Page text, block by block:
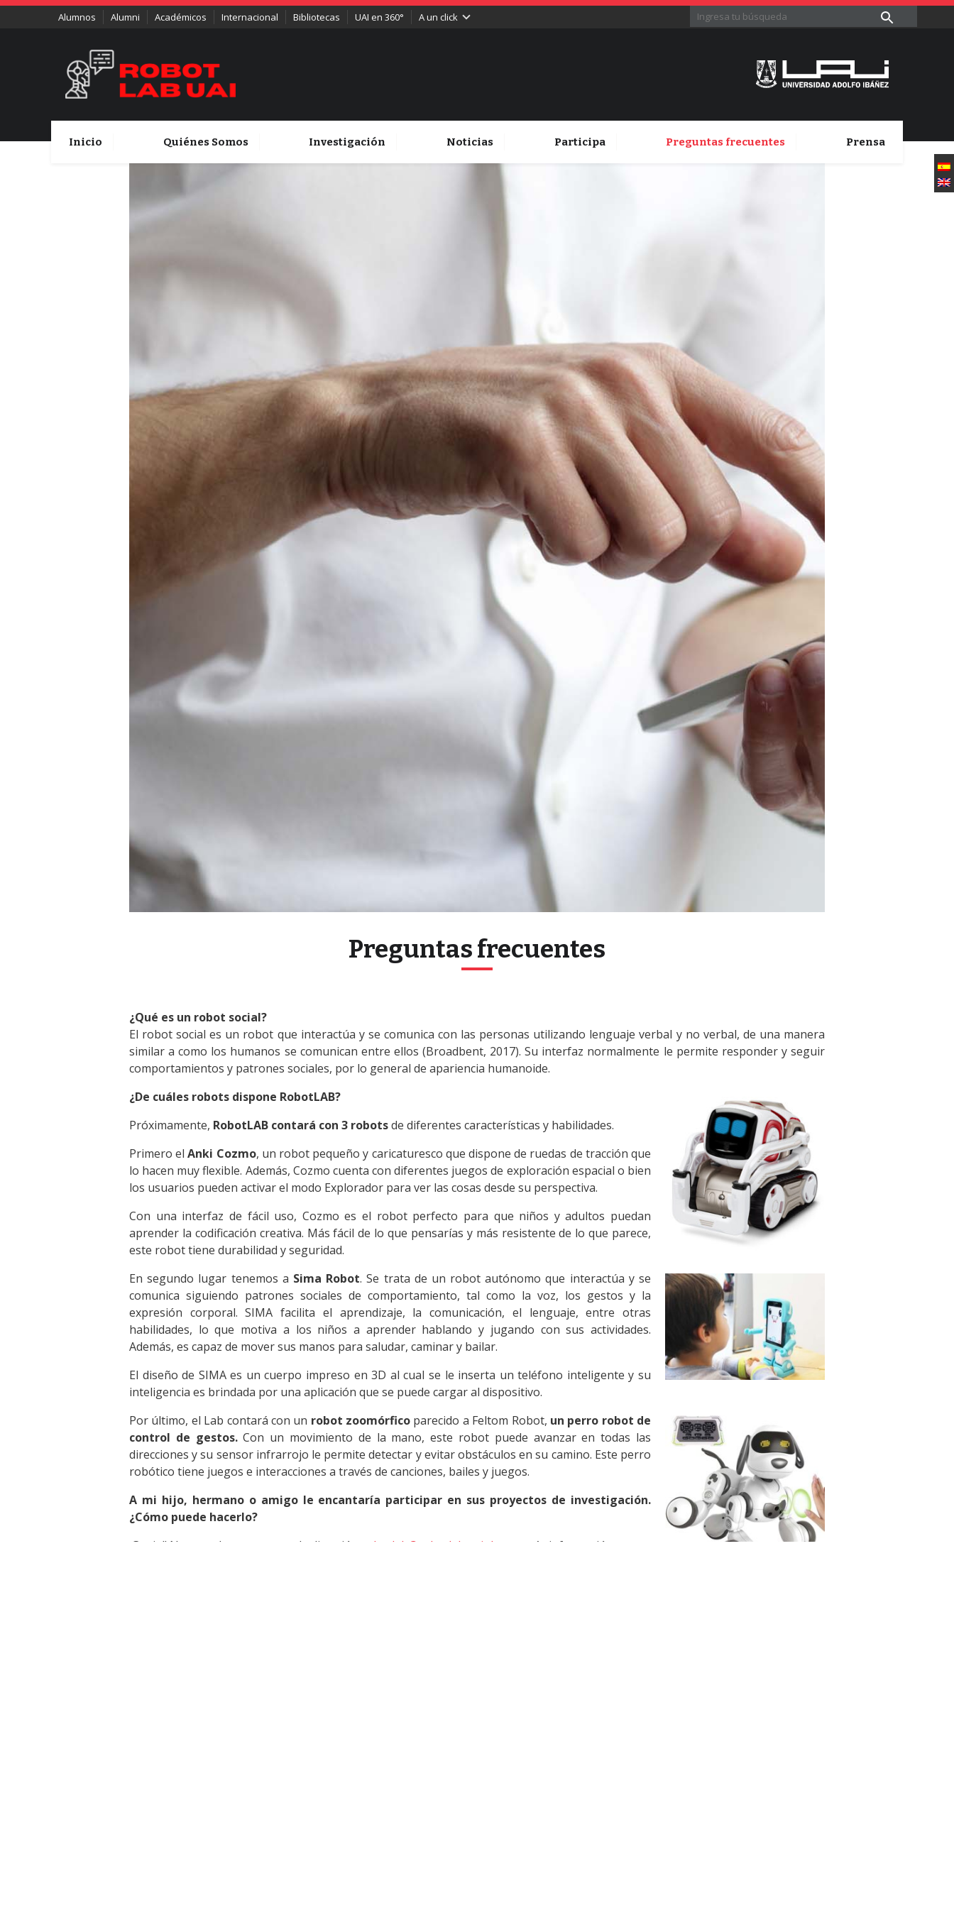
Alumnos Alumni Académicos Internacional Bibliotecas UAI en 360° A un click
Inicio Quiénes Somos Investigación Noticias Participa Preguntas frecuentes Prensa
Preguntas frecuentes
¿Qué es un robot social?
El robot social es un robot que interactúa y se comunica con las personas utilizando lenguaje verbal y no verbal, de una manera
similar a como los humanos se comunican entre ellos (Broadbent, 2017). Su interfaz normalmente le permite responder y seguir
comportamientos y patrones sociales, por lo general de apariencia humanoide.
¿De cuáles robots dispone RobotLAB?
Próximamente, RobotLAB contará con 3 robotsde diferentes características y habilidades.
Primero elAnki Cozmo, un robot pequeño y caricaturesco que dispone de ruedas de tracción que
lo hacen muy flexible. Además, Cozmo cuenta con diferentes juegos de exploración espacial o bien
los usuarios pueden activar el modo Explorador para ver las cosas desde su perspectiva.
Con una interfaz de fácil uso, Cozmo es el robot perfecto para que niños y adultos puedan
aprender la codificación creativa. Más fácil de lo que pensarías y más resistente de lo que parece,
este robot tiene durabilidad y seguridad.
En segundo lugar tenemos a Sima Robot. Se trata de un robot autónomo que interactúa y se
comunica siguiendo patrones sociales de comportamiento, tal como la voz, los gestos y la
expresión corporal. SIMA facilita el aprendizaje, la comunicación, el lenguaje, entre otras
habilidades, lo que motiva a los niños a aprender hablando y jugando con sus actividades.
Además, es capaz de mover sus manos para saludar, caminar y bailar.
El diseño de SIMA es un cuerpo impreso en 3D al cual se le inserta un teléfono inteligente y su
inteligencia es brindada por una aplicación que se puede cargar al dispositivo.
Por último, el Lab contará con un robot zoomórfico parecido a Feltom Robot, un perro robot de
control de gestos.Con un movimiento de la mano, este robot puede avanzar en todas las
direcciones y su sensor infrarrojo le permite detectar y evitar obstáculos en su camino. Este perro
robótico tiene juegos e interacciones a través de canciones, bailes y juegos.
A mi hijo, hermano o amigo le encantaría participar en sus proyectos de investigación.
¿Cómo puede hacerlo?
¡Genial! Nos puedes contactar a la dirección
robotlab@robotlab.uai.cl para más información.